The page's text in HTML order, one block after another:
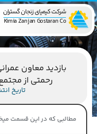
شرکت کیمیای زنجان گستران
Kimia Zanjan Gostaran Co
بازدید معاون
رحمتی از
تاریخ انتشار: 18
مطالبی که در این قسمت